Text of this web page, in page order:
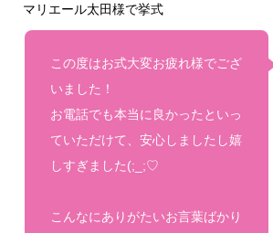
マリエール太田様で挙式
この度はお式大変お疲れ様でござ
いました！
お電話でも本当に良かったといっ
ていただけて、安心しましたし嬉
しすぎました(;_;♡
こんなにありがたいお言葉ばかり